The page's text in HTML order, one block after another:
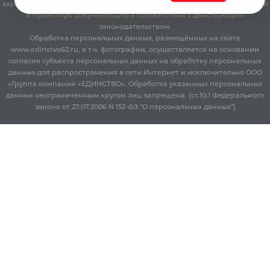
характеристиками, в т.ч. в связи с внесением Застройщиком изменений
в проектную документацию в соответствии с действующим
законодательством.
Обработка персональных данных, размещённых на сайте
www.edinstvo62.ru, в т.ч. фотографии, осуществляется на основании
согласия субъекта персональных данных на обработку персональных
данных для распространения в сети Интернет и исключительно ООО
«Группа компаний «ЕДИНСТВО». Обработка указанных персональных
данных неограниченным кругом лиц запрещена. (ст.10.1 Федерального
закона от 27.07.2006 N 152-ФЗ "О персональных данных")